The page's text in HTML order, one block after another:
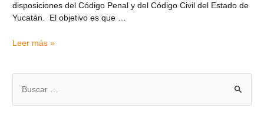
disposiciones del Código Penal y del Código Civil del Estado de
Yucatán. El objetivo es que …
Leer más »